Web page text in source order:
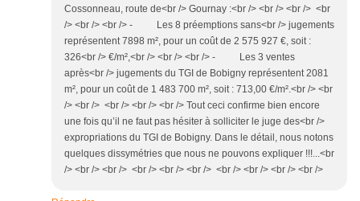
Cossonneau, route de<br /> Gournay :<br /> <br /> <br /> <br
/> <br /> <br /> - Les 8 préemptions sans<br /> jugements
représentent 7898 m², pour un coût de 2 575 927 €, soit :
326<br /> €/m²,<br /> <br /> <br /> - Les 3 ventes
après<br /> jugements du TGI de Bobigny représentent 2081
m², pour un coût de 1 483 700 m², soit : 713,00 €/m².<br /> <br
/> <br /> <br /> <br /> <br /> Tout ceci confirme bien encore
une fois qu’il ne faut pas hésiter à solliciter le juge des<br />
expropriations du TGI de Bobigny. Dans le détail, nous notons
quelques dissymétries que nous ne pouvons expliquer !!!...<br
/> <br /> <br /> <br /> <br /> <br /> <br /> <br /> <br /> <br />